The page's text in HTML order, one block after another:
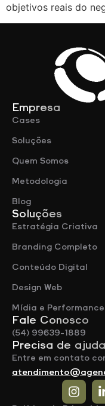
objetivos reais do
Empresa
Cases
Soluções
Quem Somos
Metodologia
Blog
Soluções
Estratégia Criativa
Branding Completo
Conteúdo Digital
Design Web
Mídia e Performance
Fale Conosco
(54) 99639-1889
Precisa de
Entre em contato